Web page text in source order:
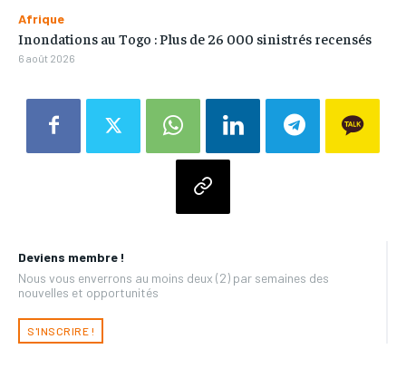
Deviens membre !
Nous vous enverrons au moins deux (2) par semaines des
nouvelles et opportunités
S'INSCRIRE !
Afrique
Inondations au Togo : Plus de 26 000 sinistrés recensés
6 août 2026